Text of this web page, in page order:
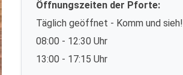
Öffnungszeiten der Pforte:
Täglich geöffnet - Komm und sieh!
08:00 - 12:30 Uhr
13:00 - 17:15 Uhr